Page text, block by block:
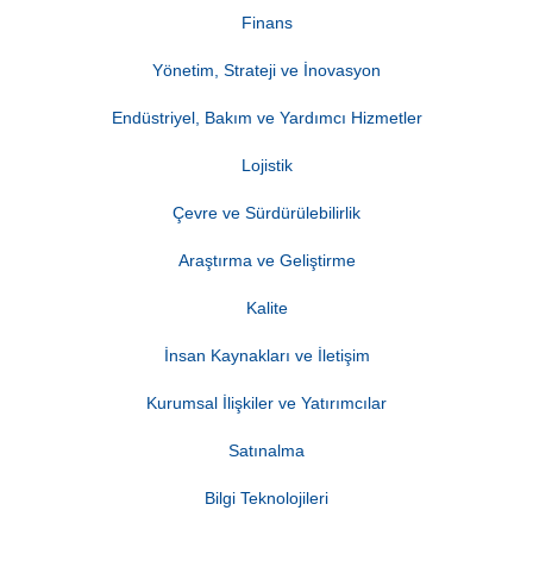
Finans
Yönetim, Strateji ve İnovasyon
Endüstriyel, Bakım ve Yardımcı Hizmetler
Lojistik
Çevre ve Sürdürülebilirlik
Araştırma ve Geliştirme
Kalite
İnsan Kaynakları ve İletişim
Kurumsal İlişkiler ve Yatırımcılar
Satınalma
Bilgi Teknolojileri